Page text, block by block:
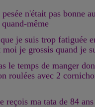
n'était pas bonne
même
je suis trop fatiguée
je grossis quand je
le temps de manger
roulées avec 2
reçois ma tata de 84